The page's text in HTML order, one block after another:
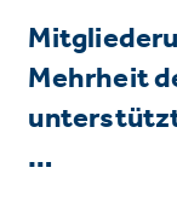
Mehrheit
…